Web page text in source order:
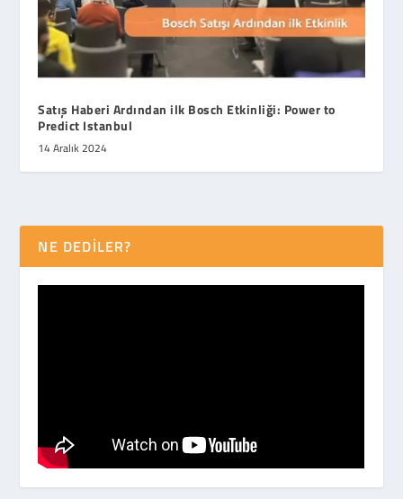
Satış Haberi Ardından ilk Bosch Etkinliği: Power to
Predict Istanbul
14 Aralık 2024
NE DEDİLER?